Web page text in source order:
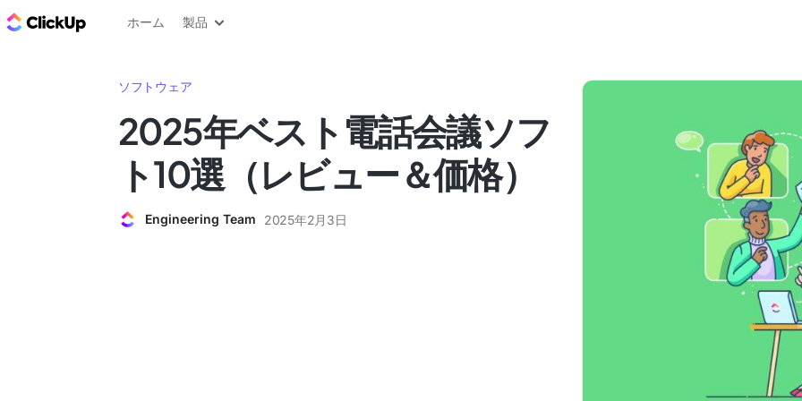
ClickUp ブログ
ホーム 製品
ソフトウェア
2025年ベスト電話会議ソフ
ト10選（レビュー＆価格）
Engineering Team 2025年2月3日